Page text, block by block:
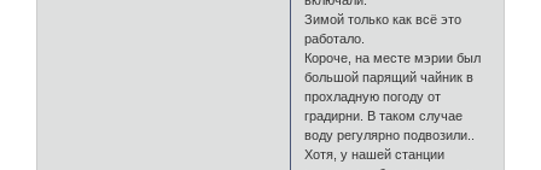
Зимой только как всё это
работало.
Короче, на месте мэрии был
большой парящий чайник в
прохладную погоду от
градирни. В таком случае
воду регулярно подвозили..
Хотя, у нашей станции